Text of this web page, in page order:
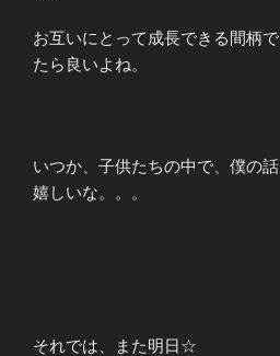
お互いにとって成長できる間柄
たら良いよね。
いつか、子供たちの中で、僕の
嬉しいな。。。
それでは、また明日☆